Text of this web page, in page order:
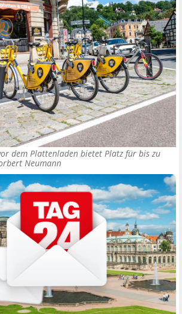
dem Plattenladen bietet Platz für bis zu
Neumann